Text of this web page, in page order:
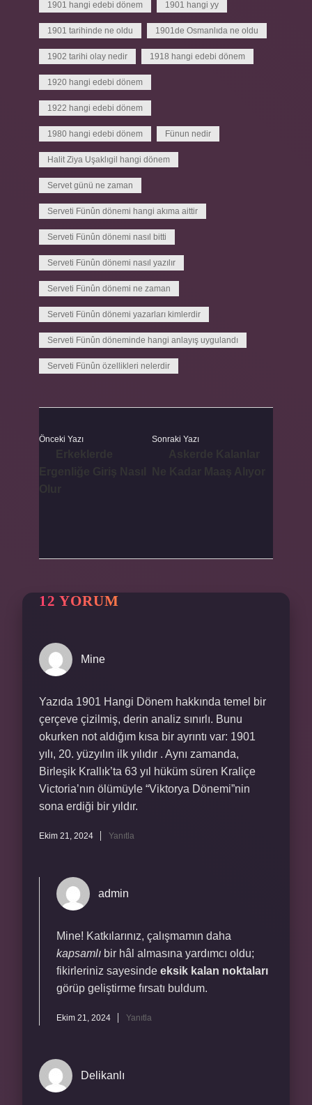
1901 hangi edebi dönem 1901 hangi yy
1901 tarihinde ne oldu 1901de Osmanlıda ne oldu
1902 tarihi olay nedir 1918 hangi edebi dönem
1920 hangi edebi dönem
1922 hangi edebi dönem
1980 hangi edebi dönem Fünun nedir
Halit Ziya Uşaklıgil hangi dönem
Servet günü ne zaman
Serveti Fünûn dönemi hangi akıma aittir
Serveti Fünûn dönemi nasıl bitti
Serveti Fünûn dönemi nasıl yazılır
Serveti Fünûn dönemi ne zaman
Serveti Fünûn dönemi yazarları kimlerdir
Serveti Fünûn döneminde hangi anlayış uygulandı
Serveti Fünûn özellikleri nelerdir
Önceki Yazı Sonraki Yazı
12 YORUM
Mine
Yazıda 1901 Hangi Dönem hakkında temel bir
çerçeve çizilmiş, derin analiz sınırlı. Bunu
okurken not aldığım kısa bir ayrıntı var: 1901
yılı, 20. yüzyılın ilk yılıdır . Aynı zamanda,
Birleşik Krallık’ta 63 yıl hüküm süren Kraliçe
Victoria’nın ölümüyle “Viktorya Dönemi”nin
sona erdiği bir yıldır.
Ekim 21, 2024 Yanıtla
admin
Mine! Katkılarınız, çalışmamın daha
kapsamlı bir hâl almasına yardımcı oldu;
fikirleriniz sayesinde eksik kalan noktaları
görüp geliştirme fırsatı buldum.
Ekim 21, 2024 Yanıtla
Delikanlı